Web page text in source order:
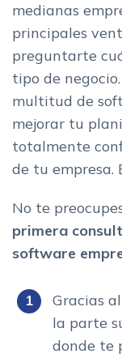
medianas
principales
preguntarte
tipo de
multitud de
mejorar tu
totalmente
de tu empresa.
No te
primera
software
Gracias al
la parte
donde te